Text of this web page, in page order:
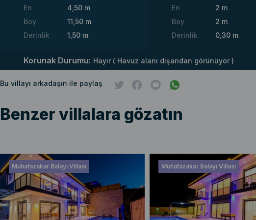
En
4,50 m
Boy
11,50 m
Derinlik
1,50 m
En
2 m
Boy
2 m
Derinlik
0,30 m
Korunak Durumu: Hayır ( Havuz alanı dışarıdan görünüyor )
Bu villayı arkadaşın ile paylaş
Benzer villalara gözatın
Muhafazakar Balayı Villası Muhafazakar Balayı Villası